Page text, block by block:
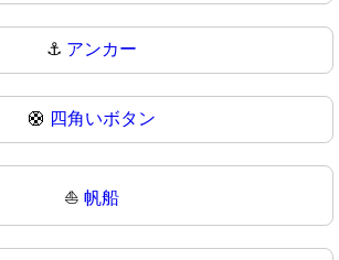
⚓ アンカー
🛟 四角いボタン
⛵ 帆船